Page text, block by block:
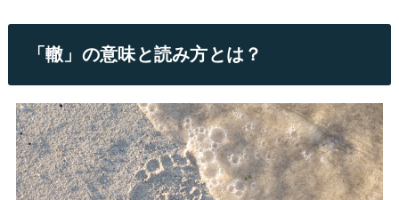
「轍」の意味と読み方とは？